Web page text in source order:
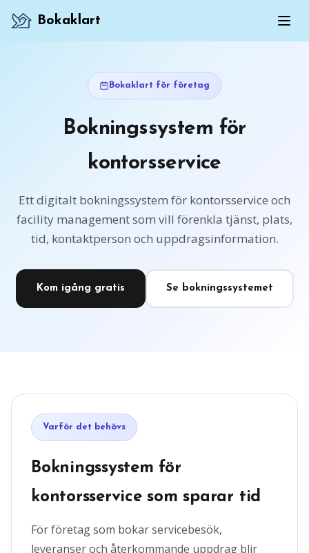
Bokaklart
Bokaklart för företag
Bokningssystem för
kontorsservice
Ett digitalt bokningssystem för kontorsservice och
facility management som vill förenkla tjänst, plats,
tid, kontaktperson och uppdragsinformation.
Kom igång gratis Se bokningssystemet
Varför det behövs
Bokningssystem för
kontorsservice som sparar tid
För företag som bokar servicebesök,
leveranser och återkommande uppdrag blir